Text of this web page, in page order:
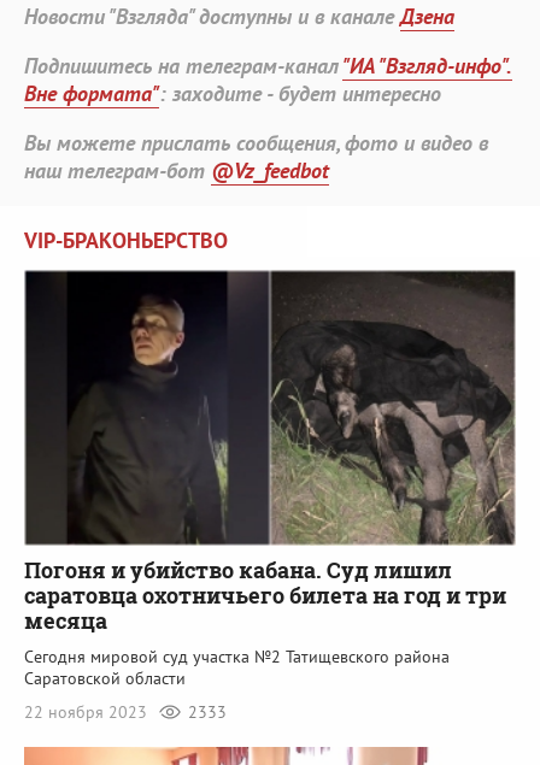
Новости "Взгляда" доступны и в каналеДзена
Подпишитесь на телеграм-канал"ИА "Взгляд-инфо".
Вне формата": заходите - будет интересно
Вы можете прислать сообщения, фото и видео в
наш телеграм-бот @Vz_feedbot
VIP-БРАКОНЬЕРСТВО
Погоня и убийство кабана. Суд лишил
саратовца охотничьего билета на год и три
месяца
Сегодня мировой суд участка №2 Татищевского района
Саратовской области
22 ноября 2023
2333